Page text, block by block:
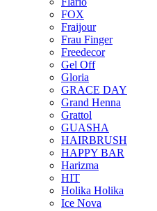
FOX
Fraijour
Frau Finger
Freedecor
Gel Off
Gloria
GRACE DAY
Grand Henna
Grattol
GUASHA
HAIRBRUSH
HAPPY BAR
Harizma
HIT
Holika Holika
Ice Nova